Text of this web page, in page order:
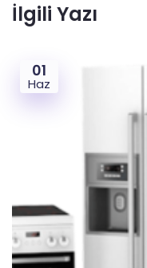
İlgili Yazı
01
Haz